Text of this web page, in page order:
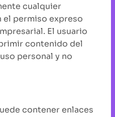
cualquier
permiso expreso
El usuario
contenido del
personal y no
contener enlaces